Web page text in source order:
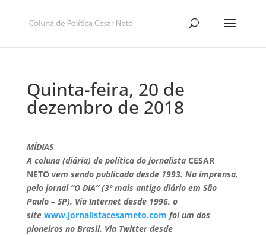
Quinta-feira, 20 de
dezembro de 2018
MÍDIAS
A coluna (diária) de política do jornalista CESAR
NETOvem sendo publicada desde 1993. Na imprensa,
pelo jornal “O DIA” (3º mais antigo diário em São
Paulo – SP). Via Internet desde 1996, o
site www.jornalistacesarneto.com foi um dos
pioneiros no Brasil. Via Twitter desde